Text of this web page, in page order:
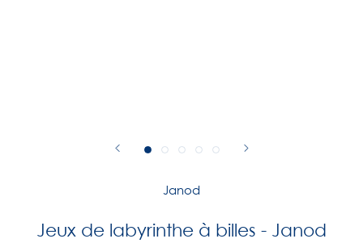
Janod
Jeux de labyrinthe à billes - Janod